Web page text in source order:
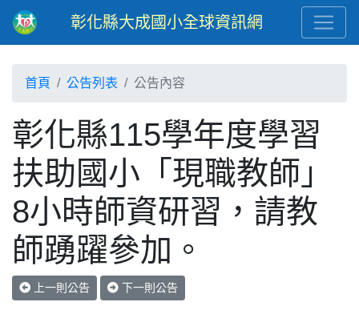
彰化縣大成國小全球資訊網
首頁 公告列表 公告內容
彰化縣115學年度學習
扶助國小「現職教師」
8小時師資研習，請教
師踴躍參加。
上一則公告 下一則公告